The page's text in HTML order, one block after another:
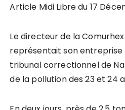
Article Midi Libre du 17
Le directeur de la
représentait son entreprise
tribunal correctionnel de
de la pollution des 23 et 24